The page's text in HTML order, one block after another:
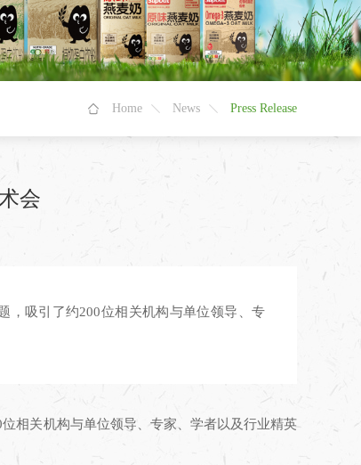
Home News Press Release
会
，吸引了约200位相关机构与单位领导、专
相关机构与单位领导、专家、学者以及行业精英